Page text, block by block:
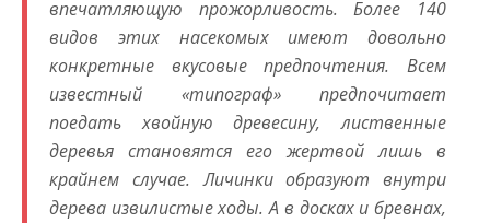
впечатляющую прожорливость. Более 140
видов этих насекомых имеют довольно
конкретные вкусовые предпочтения. Всем
известный «типограф» предпочитает
поедать хвойную древесину, лиственные
деревья становятся его жертвой лишь в
крайнем случае. Личинки образуют внутри
дерева извилистые ходы. А в досках и бревнах,